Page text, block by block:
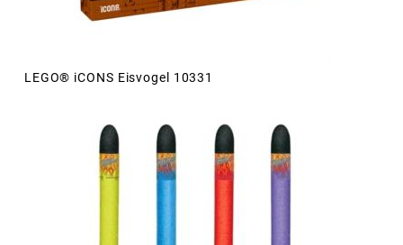
LEGO® iCONS Eisvogel 10331